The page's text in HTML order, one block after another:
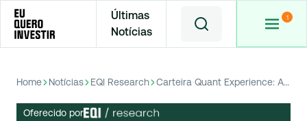
Últimas
Notícias
Home Notícias EQI Research Carteira Quant Experience: Azul, Petrobras e Gerdau entram nas recomendações da semana
Oferecido por